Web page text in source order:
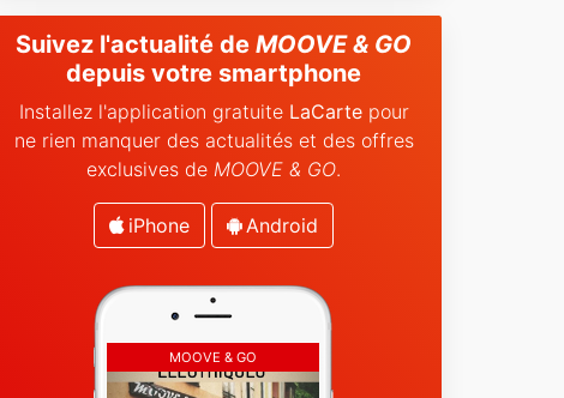
Suivez l'actualité de MOOVE & GO
depuis votre smartphone
Installez l'application gratuite LaCartepour
ne rien manquer des actualités et des offres
exclusives de MOOVE & GO.
iPhone Android
MOOVE & GO